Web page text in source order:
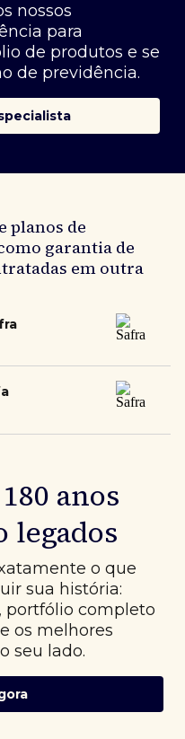
nossos
para
de produtos e se
de previdência.
planos de
garantia de
em outra
anos
legados
o que
sua história:
portfólio completo
os melhores
seu lado.